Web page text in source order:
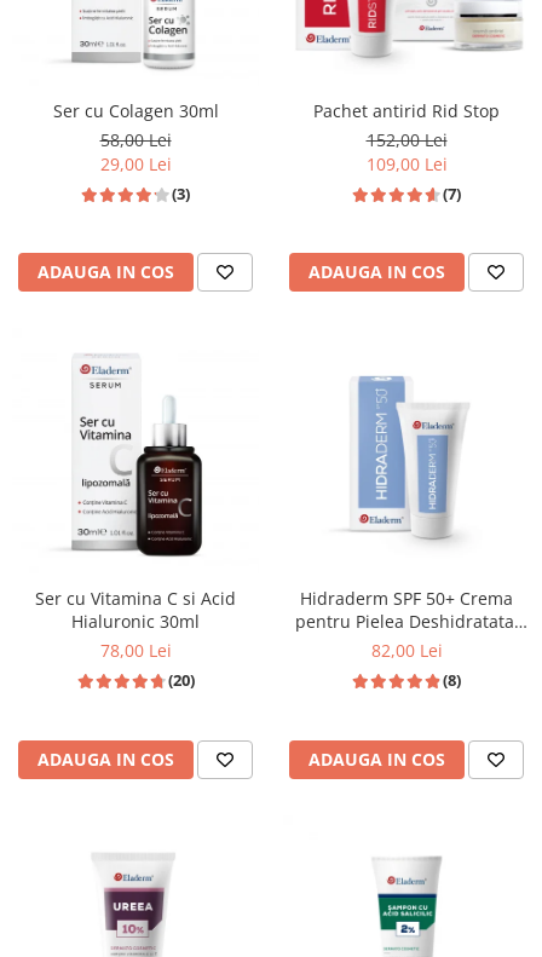
Ser cu Colagen 30ml
58,00 Lei
29,00 Lei
(3)
ADAUGA IN COS
Pachet antirid Rid Stop
152,00 Lei
109,00 Lei
(7)
ADAUGA IN COS
Ser cu Vitamina C si Acid
Hialuronic 30ml
78,00 Lei
(20)
ADAUGA IN COS
Hidraderm SPF 50+ Crema
pentru Pielea Deshidratata.
Asigura Protectie Solara
82,00 Lei
(8)
ADAUGA IN COS